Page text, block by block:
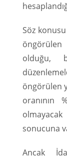
Söz
öngörülen
olduğu,
öngörülen
oranının
sonucuna
Ancak